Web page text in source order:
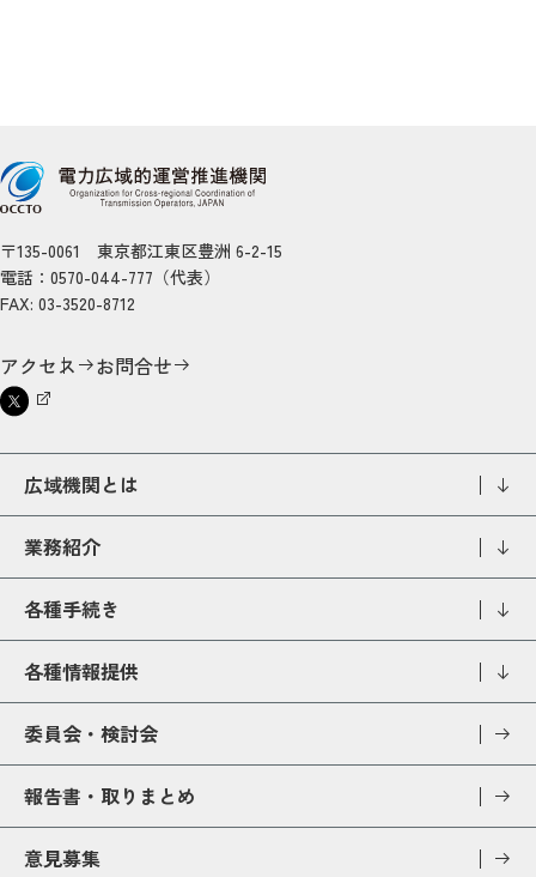
〒135-0061 東京都江東区豊洲 6-2-15
電話：0570-044-777（代表）
FAX: 03-3520-8712
アクセス お問合せ
広域機関とは
業務紹介
各種手続き
各種情報提供
委員会・検討会
報告書・取りまとめ
意見募集